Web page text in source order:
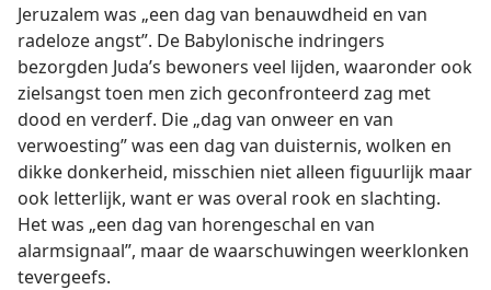
Jeruzalem was „een dag van benauwdheid en van
radeloze angst”. De Babylonische indringers
bezorgden Juda’s bewoners veel lijden, waaronder ook
zielsangst toen men zich geconfronteerd zag met
dood en verderf. Die „dag van onweer en van
verwoesting” was een dag van duisternis, wolken en
dikke donkerheid, misschien niet alleen figuurlijk maar
ook letterlijk, want er was overal rook en slachting.
Het was „een dag van horengeschal en van
alarmsignaal”, maar de waarschuwingen weerklonken
tevergeefs.